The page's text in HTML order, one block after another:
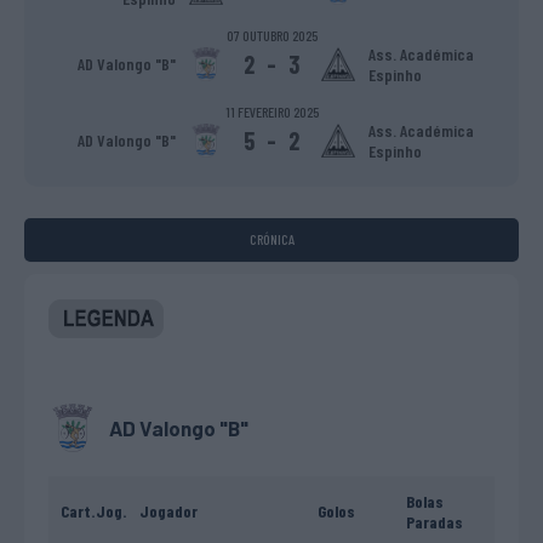
07 OUTUBRO 2025
AD Valongo "B" 2 - 3
Ass. Académica
Espinho
11 FEVEREIRO 2025
AD Valongo "B" 5 - 2
Ass. Académica
Espinho
CRÓNICA
AD Valongo "B"
Cart.Jog. Jogador Golos
Bolas
Paradas